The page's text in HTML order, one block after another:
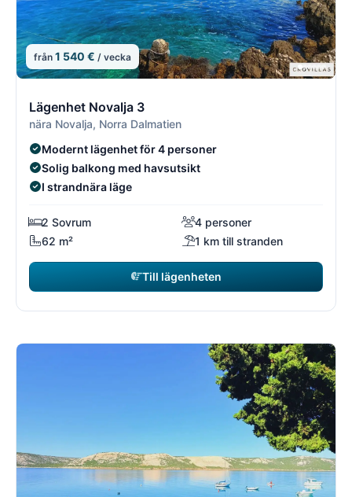
från 1 540 € / vecka
Lägenhet Novalja 3
nära Novalja, Norra Dalmatien
Modernt lägenhet för 4 personer
Solig balkong med havsutsikt
I strandnära läge
2 Sovrum
4 personer
62 m²
1 km till stranden
Till lägenheten